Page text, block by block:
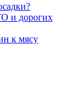
и дорогих
к мясу